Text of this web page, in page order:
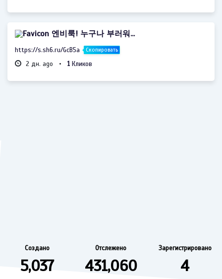
엔비룩! 누구나 부러워...
https://s.sh6.ru/GcB5a Скопировать
2 дн. ago • 1 Кликов
Создано
5,037
Отслежено
431,060
Зарегистрировано
4